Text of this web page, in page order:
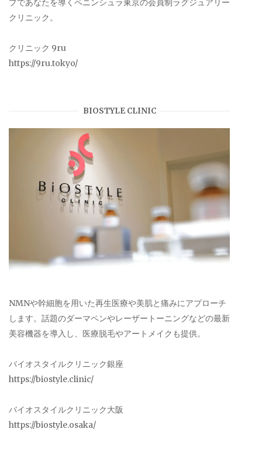
プであなたを導くペニンシュラ東京の会員制ラグジュアリー
クリニック。
クリニック 9ru
https://9ru.tokyo/
BIOSTYLE CLINIC
NMNや幹細胞を用いた再生医療や美肌と痛みにアプローチ
します。話題のダーマペンやレーザートーニングなどの最新
美容機器を導入し、医療脱毛やアートメイクも提供。
バイオスタイルクリニック銀座
https://biostyle.clinic/
バイオスタイルクリニック大阪
https://biostyle.osaka/